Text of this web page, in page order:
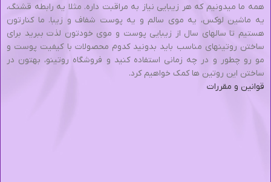
همه ما میدونیم که هر زیبایی نیاز به مراقبت داره. مثلا یه رابطه قشنگ،
یه ماشین لوکس، یه موی سالم و یه پوست شفاف و زیبا. ما کنارتون
هستیم تا سالهای سال از زیبایی پوست و موی خودتون لذت ببرید برای
ساختن روتینهای مناسب باید بدونید کدوم محصولات با کیفیت پوست و
مو رو چطور و در چه زمانی استفاده کنید و فروشگاه روتینو، بهتون در
ساختن این روتین ها کمک خواهیم کرد.
قوانین و مقررات